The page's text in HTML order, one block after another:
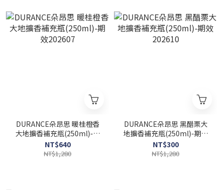
DURANCE朵昂思 暖桂橙香
大地擴香補充瓶(250ml)-期
效202607
NT$640
NT$1,280
DURANCE朵昂思 黑醋栗大
地擴香補充瓶(250ml)-期效
202610
NT$300
NT$1,280